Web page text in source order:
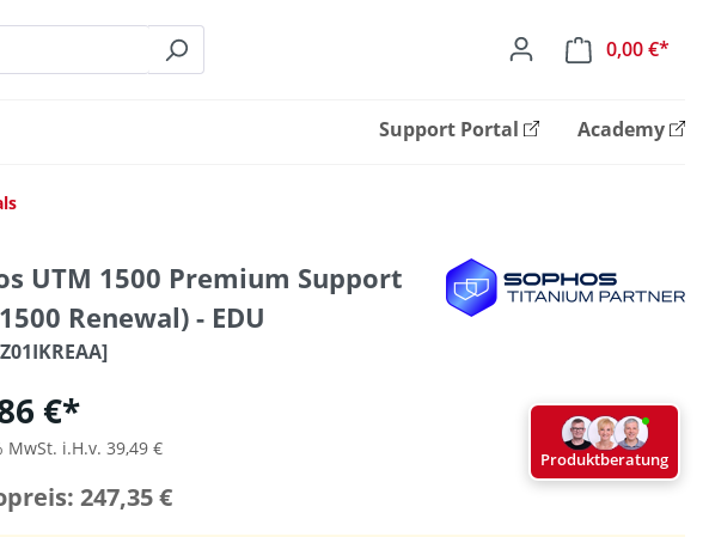
0,00 €*
Support Portal Academy
UTM 1500 Premium Support
Renewal) - EDU
€*
MwSt. i.H.v. 39,49 €
247,35 €
Produktberatung